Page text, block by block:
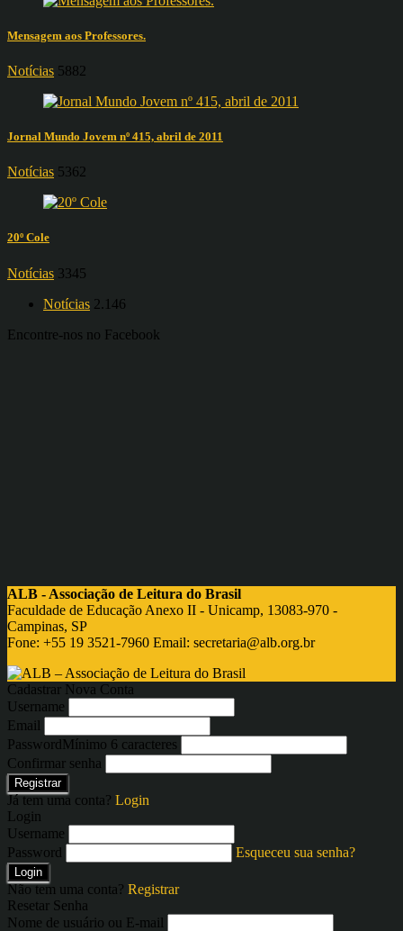
Mensagem aos Professores.
Notícias 5882
Jornal Mundo Jovem nº 415, abril de 2011
Notícias 5362
20º Cole
Notícias 3345
Notícias 2.146
Encontre-nos no Facebook
ALB - Associação de Leitura do Brasil
Faculdade de Educação Anexo II - Unicamp, 13083-970 -
Campinas, SP
Fone: +55 19 3521-7960 Email: secretaria@alb.org.br
Cadastrar Nova Conta
Username
Email
PasswordMínimo 6 caracteres
Confirmar senha
Registrar
Já tem uma conta? Login
Login
Username
Password
Esqueceu sua senha?
Login
Não tem uma conta? Registrar
Resetar Senha
Nome de usuário ou E-mail